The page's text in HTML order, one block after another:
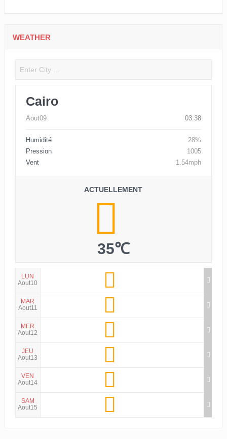
WEATHER
Cairo
Aout09 03:38
Humidité
28%
Pression
1005
Vent
1.54mph
ACTUELLEMENT
35℃
LUN
Aout10
MAR
Aout11
MER
Aout12
JEU
Aout13
VEN
Aout14
SAM
Aout15